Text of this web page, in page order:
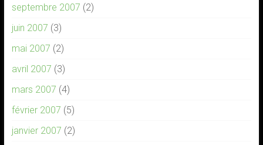
septembre 2007 (2)
juin 2007 (3)
mai 2007 (2)
avril 2007 (3)
mars 2007 (4)
février 2007 (5)
janvier 2007 (2)